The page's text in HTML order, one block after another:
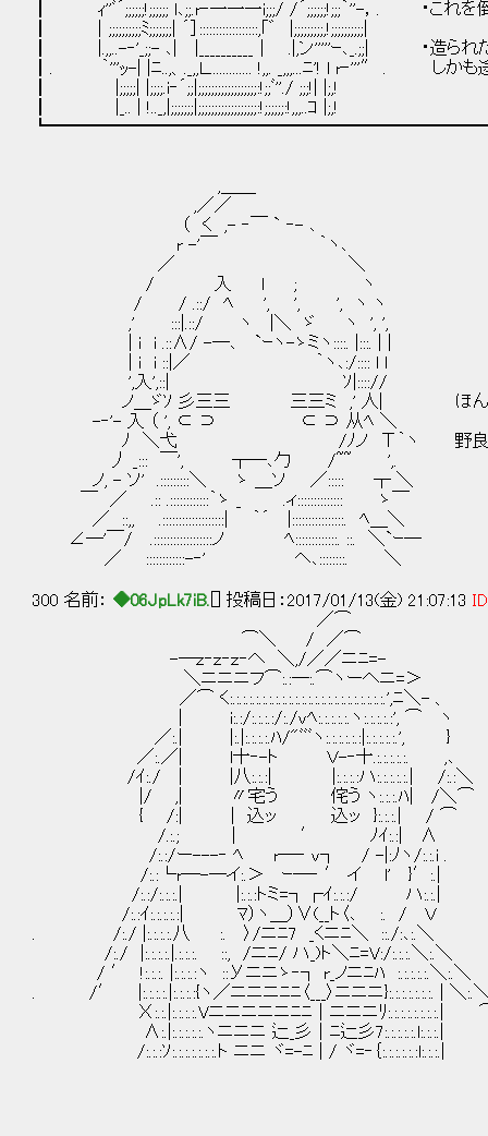
┃ ｨ''ﾞ´;;;;;;!;;;;;; l､;;.r‐一一一i;;;/ /´;;;;;;!;;;｀''-，. ・これを倒
┃ │;;;;;;;;;;ﾐ;;;;;;;| ´］::::::::::::::::::,｢゛ |;;;;;;;;;,!;;;;;;;;;;|
┃ |.,,..-‐'_;;- ､| |__________│ .|,ン'''''ｰ､_.;;| ・造られた
┃. ｀'''ｯ-| |ﾆ..,、._,,Ｌ............. !,,. _,,,...ﾆ'! l r‐'''″ . しかも
┃ |;;;;;| |;;;;.i‐´;;|;;;;;;;;;;;;;;;;;;:!;;ﾞ''./ ;;;!| |;,!
┃ |_.. | !.._,|;;;;;;;|;;;;;;;;;;;;;;;;;;:!;;;;;;:!,,,..ｺ |;,!
,／／
（ く ,- ‐￣ ` ‐- ､
r -'￣ ｀ヽ､
／ ＼
/ 入 l ; ヽ
/ / .::/ ﾍ ', ', ', ヽ ヽ
,' :::|.::/ ヽ |＼ ゞ ヽ ', ',
| i i .::∧/ -─､ `ｰヽ-ゝミヽ::::. |:::. | |
| i i ::|／ ｀ヽ､:/:::: l l
',入',::| ｿ|:::://
ノ＿ゞｿ 彡三三 三三ミ ,' 人| ほんと
-‐'- 入 （ ', ⊂ ⊃ ⊂ ⊃ 从ﾍ ＼
ﾉ ＼弋 /ﾉノ Τ｀ヽ 野良悪魔を探し
丿 _::: ￣', ┬─､勹 /~~ ',.
ノ, - ソ' .:::::::::＼ ゝ ＿ソ ／::::: ┬ ＼
￣ ／ .:: .::::::::::::｀ゝ _ .ィ:::::::::::::: ゝ￣
／ ::,, .:::::::::::::::::::| ｀´ |::::::::::::::::. ﾍ＿＼
∠─'￣/ .::::::::::::::::::ノ ﾍ:::::::::::::. ::. ＼`ｰ─
／ ::::::::::::-‐' ヘ､::::::::. ＼
300 名前： ◆06JpLk7iB. [] 投稿日：2017/01/13(金) 21:07:13
／⌒
⌒＼ / ／⌒
-―ｚ‐ｚ‐ｚ‐へ ＼,/／／ニﾆ=-
＼ニニニフ⌒:.:―:.⌒ヽーへニ=＞
／⌒ く:.:.:.:.:.:.:.:.:.:.:.:.:.:.:.:.:.:.:.:.:.:.:.:.',ﾆ＼- 、
| i:.:/:.:.:.:/:./vﾍ:.:.:.:.:.ヽ:.:.:.:.:', ⌒ ヽ
／:.| |:.|:.:.:.:.ﾊ/"ﾞﾞﾞヽ:.:.:.:.:.:|:.:.:.:.:.', }
／:.／| l十‐-ト Ｖ-‐十.:.:.:.:.:. ,､
/ｲ:./ | |八:.:.:| |:.:.:.:ハ:.:.:.:.:.| /:.:＼
|/ ,| 〃宅う 侘う ヽ:.:.:.ﾊ| /＼⌒
{ /:| | 込ッ 込ッ }:.:.:.| / ⌒ 出てくるの
/.:.; | ′ ﾉｲ:.:| ∧
/:.:/ー---‐ ﾍ r―‐ v┐ / -|:ﾉヽ/:.:.i . 慣れれ
/:.:└r―-―イ:.＞ ｰ―‐ ′ イ l' }′:.|
/:.:/:.:.:.| |:.:.:トミ=┐┌ｲ:.:.:/ ハ:.:.|
/:.:ｲ:.:.:.:.:| ﾏ）ヽ＿）∨(__ト〈､ :. / Ｖ
. /:./ |:.:.:.:.八 :. 〉/ニﾆ7 _くニﾆ＼ ::./:､:.＼
/:./ |:.:.:.:.|.:.:.:. ::, /ニﾆ/ ハ_)ト＼ﾆ=V:/:.:.:.＼:.＼
/ ′ !:.:.:. |:.:.:.:ヽ ::Уニニゝ‐┐ r_ノニﾆﾊ :.:.:.:.:.＼:.＼
. /′ |:.:.:.:.|:.:.:.:{ヽ／ニニニﾆﾆ〈___〉ニニニ}:.:.:.:.:.:.:. | ＼:.
Χ:.:.|:.:.:.:.Vニニニニニﾆﾆ｜ニニニﾘ:.:.:.:.:.:.:.:.|
∧:.|:.:.:.:.:.ヽニニニ 辷_彡｜ﾆ辷彡7:.:.:.:.:.l:.:.:.|
/:.:.:ｿ:.:.:.:.:.:.:.ト ニニ ヾ=-ﾆ | / ヾ=‐｛:.:.:.:.:.:l:.:.:.|